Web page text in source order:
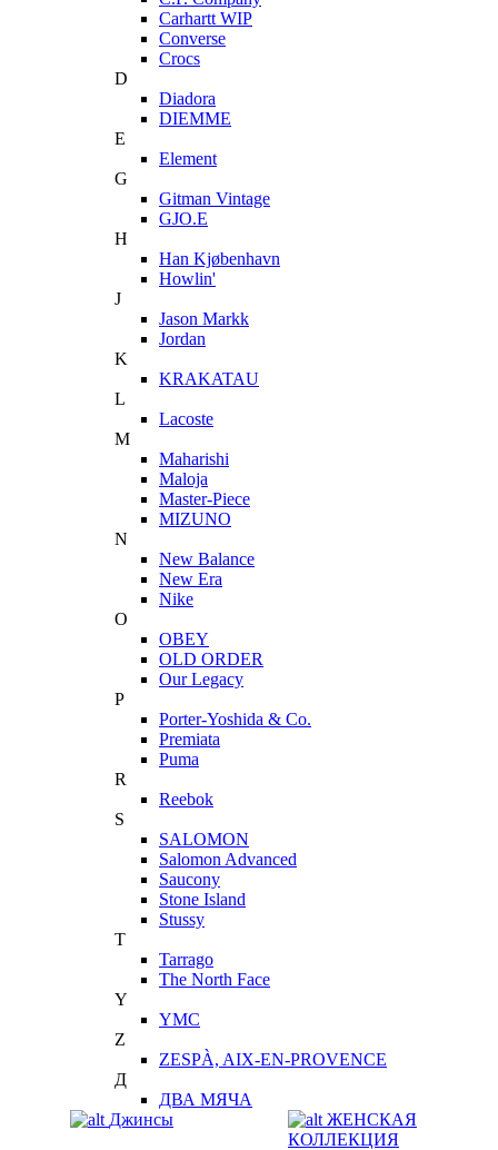
Carhartt WIP
Converse
Crocs
D
Diadora
DIEMME
E
Element
G
Gitman Vintage
GJO.E
H
Han Kjøbenhavn
Howlin'
J
Jason Markk
Jordan
K
KRAKATAU
L
Lacoste
M
Maharishi
Maloja
Master-Piece
MIZUNO
N
New Balance
New Era
Nike
O
OBEY
OLD ORDER
Our Legacy
P
Porter-Yoshida & Co.
Premiata
Puma
R
Reebok
S
SALOMON
Salomon Advanced
Saucony
Stone Island
Stussy
T
Tarrago
The North Face
Y
YMC
Z
ZESPÀ, AIX-EN-PROVENCE
Д
ДВА МЯЧА
Джинсы
ЖЕНСКАЯ
КОЛЛЕКЦИЯ